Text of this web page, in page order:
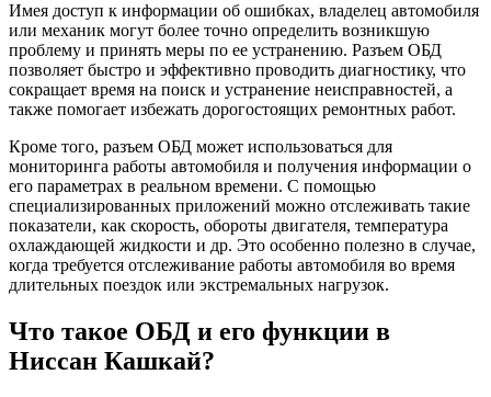
Имея доступ к информации об ошибках, владелец автомобиля
или механик могут более точно определить возникшую
проблему и принять меры по ее устранению. Разъем ОБД
позволяет быстро и эффективно проводить диагностику, что
сокращает время на поиск и устранение неисправностей, а
также помогает избежать дорогостоящих ремонтных работ.
Кроме того, разъем ОБД может использоваться для
мониторинга работы автомобиля и получения информации о
его параметрах в реальном времени. С помощью
специализированных приложений можно отслеживать такие
показатели, как скорость, обороты двигателя, температура
охлаждающей жидкости и др. Это особенно полезно в случае,
когда требуется отслеживание работы автомобиля во время
длительных поездок или экстремальных нагрузок.
Что такое ОБД и его функции в
Ниссан Кашкай?